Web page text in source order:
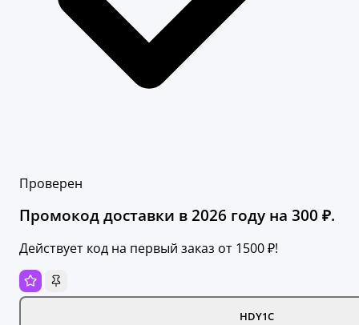
Проверен
Промокод доставки в 2026 году на 300 ₽.
Действует код на первый заказ от 1500 ₽!
HDY1C